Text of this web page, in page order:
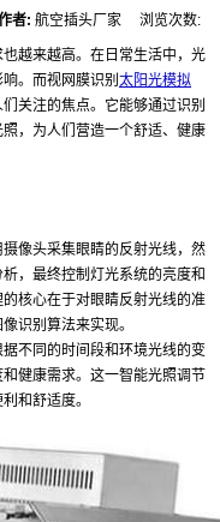
者: 航空插头厂家 浏览次数:
越来越高。在日常生活中，光
。而视网膜识别 太阳光模拟
关注的焦点。它能够通过识别
，为人们营造一个舒适、健康
像头采集眼睛的反射光线，然
，最终控制灯光系统的亮度和
核心在于对眼睛反射光线的准
识别算法来实现。
不同的时间段和环境光线的变
健康需求。这一智能光照调节
和舒适度。